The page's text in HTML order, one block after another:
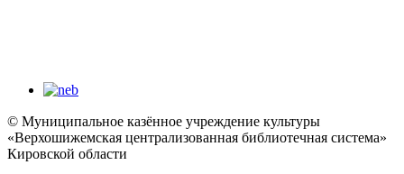
© Муниципальное казённое учреждение культуры
«Верхошижемская централизованная библиотечная система»
Кировской области